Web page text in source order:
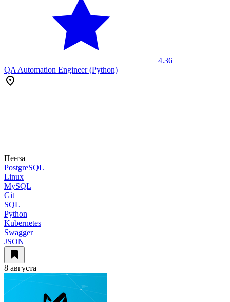
4.36
QA Automation Engineer (Python)
Пенза
PostgreSQL
Linux
MySQL
Git
SQL
Python
Kubernetes
Swagger
JSON
8 августа